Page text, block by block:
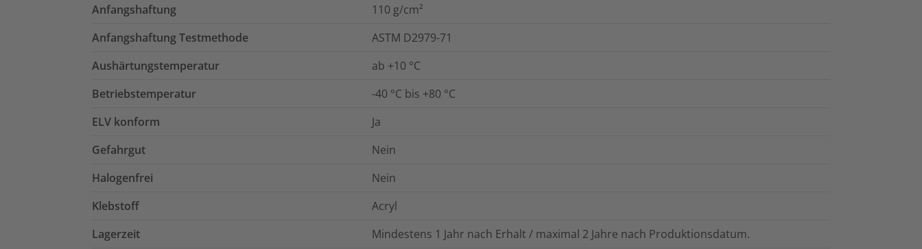
Anfangshaftung 110 g/cm²
Anfangshaftung Testmethode
ASTM D2979-71
Aushärtungstemperatur
ab +10 °C
Betriebstemperatur
-40 °C bis +80 °C
ELV konform
Ja
Gefahrgut
Nein
Halogenfrei
Nein
Klebstoff
Acryl
Lagerzeit
Mindestens 1 Jahr nach Erhalt / maximal 2 Jahre nach Produktionsdatum.